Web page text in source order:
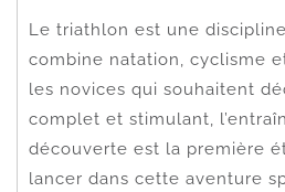
Le triathlon est une
combine natation, cyclisme
les novices qui souhaitent
complet et stimulant,
découverte est la première
lancer dans cette aventure